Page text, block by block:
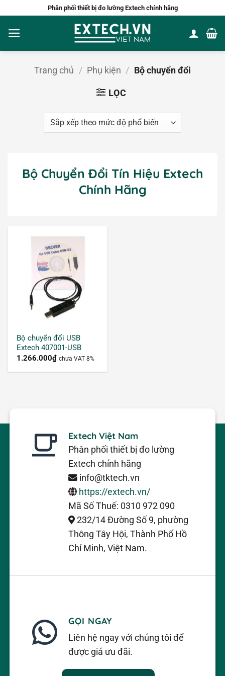
nội
dung
Phân phối thiết bị đo lường Extech chính hãng
Trang chủ / Phụ kiện / Bộ chuyển đổi
LỌC
Bộ Chuyển Đổi Tín Hiệu Extech
Chính Hãng
Bộ chuyển đổi USB
Extech 407001-USB
1.266.000₫ chưa VAT 8%
Extech Việt Nam
Phân phối thiết bị đo lường
Extech chính hãng
info@tktech.vn
https://extech.vn/
Mã Số Thuế: 0310 972 090
232/14 Đường Số 9, phường
Thông Tây Hội, Thành Phố Hồ
Chí Minh, Việt Nam.
GỌI NGAY
Liên hệ ngay với chúng tôi để
được giá ưu đãi.